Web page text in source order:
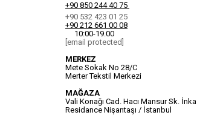
+90 850 244 40 75
+90 532 423 01 25
+90 212 661 00 08
10:00-19.00
[email protected]
MERKEZ
Mete Sokak No 28/C
Merter Tekstil Merkezi
MAĞAZA
Vali Konağı Cad. Hacı Mansur Sk. İnka
Residance Nişantaşı / İstanbul